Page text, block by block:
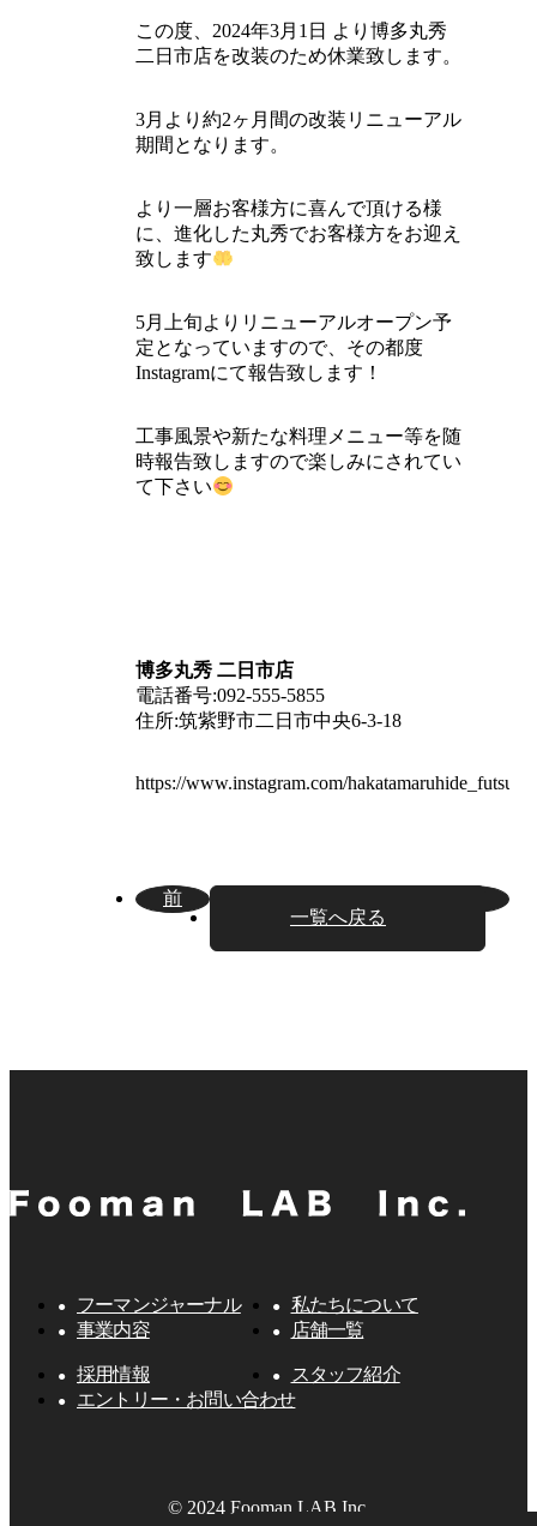
店舗一覧
スタッフ紹介
この度、2024年3月1日 より博多丸秀
二日市店を改装のため休業致します。
3月より約2ヶ月間の改装リニューアル
期間となります。
より一層お客様方に喜んで頂ける様
に、進化した丸秀でお客様方をお迎え
致します
5月上旬よりリニューアルオープン予
定となっていますので、その都度
Instagramにて報告致します！
工事風景や新たな料理メニュー等を随
時報告致しますので楽しみにされてい
て下さい
博多丸秀 二日市店
電話番号:092-555-5855
住所:筑紫野市二日市中央6-3-18
https://www.instagram.com/
前
一覧へ戻る
フーマンジャーナル
私たちについて
事業内容
店舗一覧
採用情報
スタッフ紹介
エントリー・お問い合わせ
© 2024 Fooman LAB Inc.